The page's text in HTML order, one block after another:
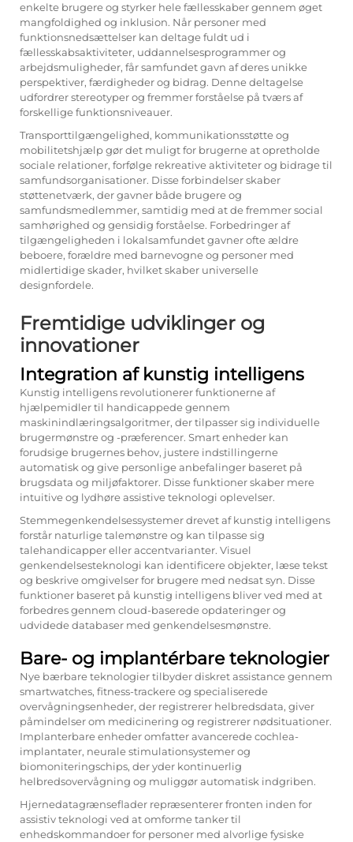
enkelte brugere og styrker hele fællesskaber gennem øget
mangfoldighed og inklusion. Når personer med
funktionsnedsættelser kan deltage fuldt ud i
fællesskabsaktiviteter, uddannelsesprogrammer og
arbejdsmuligheder, får samfundet gavn af deres unikke
perspektiver, færdigheder og bidrag. Denne deltagelse
udfordrer stereotyper og fremmer forståelse på tværs af
forskellige funktionsniveauer.
Transporttilgængelighed, kommunikationsstøtte og
mobilitetshjælp gør det muligt for brugerne at opretholde
sociale relationer, forfølge rekreative aktiviteter og bidrage til
samfundsorganisationer. Disse forbindelser skaber
støttenetværk, der gavner både brugere og
samfundsmedlemmer, samtidig med at de fremmer social
samhørighed og gensidig forståelse. Forbedringer af
tilgængeligheden i lokalsamfundet gavner ofte ældre
beboere, forældre med barnevogne og personer med
midlertidige skader, hvilket skaber universelle
designfordele.
Fremtidige udviklinger og
innovationer
Integration af kunstig intelligens
Kunstig intelligens revolutionerer funktionerne af
hjælpemidler til handicappede gennem
maskinindlæringsalgoritmer, der tilpasser sig individuelle
brugermønstre og -præferencer. Smart enheder kan
forudsige brugernes behov, justere indstillingerne
automatisk og give personlige anbefalinger baseret på
brugsdata og miljøfaktorer. Disse funktioner skaber mere
intuitive og lydhøre assistive teknologi oplevelser.
Stemmegenkendelsessystemer drevet af kunstig intelligens
forstår naturlige talemønstre og kan tilpasse sig
talehandicapper eller accentvarianter. Visuel
genkendelsesteknologi kan identificere objekter, læse tekst
og beskrive omgivelser for brugere med nedsat syn. Disse
funktioner baseret på kunstig intelligens bliver ved med at
forbedres gennem cloud-baserede opdateringer og
udvidede databaser med genkendelsesmønstre.
Bare- og implantérbare teknologier
Nye bærbare teknologier tilbyder diskret assistance gennem
smartwatches, fitness-trackere og specialiserede
overvågningsenheder, der registrerer helbredsdata, giver
påmindelser om medicinering og registrerer nødsituationer.
Implanterbare enheder omfatter avancerede cochlea-
implantater, neurale stimulationsystemer og
biomoniteringschips, der yder kontinuerlig
helbredsovervågning og muliggør automatisk indgriben.
Hjernedatagrænseflader repræsenterer fronten inden for
assistiv teknologi ved at omforme tanker til
enhedskommandoer for personer med alvorlige fysiske